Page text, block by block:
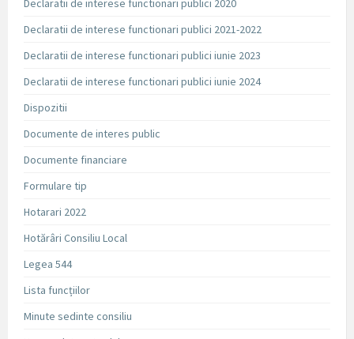
Declaratii de interese functionari publici 2020
Declaratii de interese functionari publici 2021-2022
Declaratii de interese functionari publici iunie 2023
Declaratii de interese functionari publici iunie 2024
Dispozitii
Documente de interes public
Documente financiare
Formulare tip
Hotarari 2022
Hotărâri Consiliu Local
Legea 544
Lista funcțiilor
Minute sedinte consiliu